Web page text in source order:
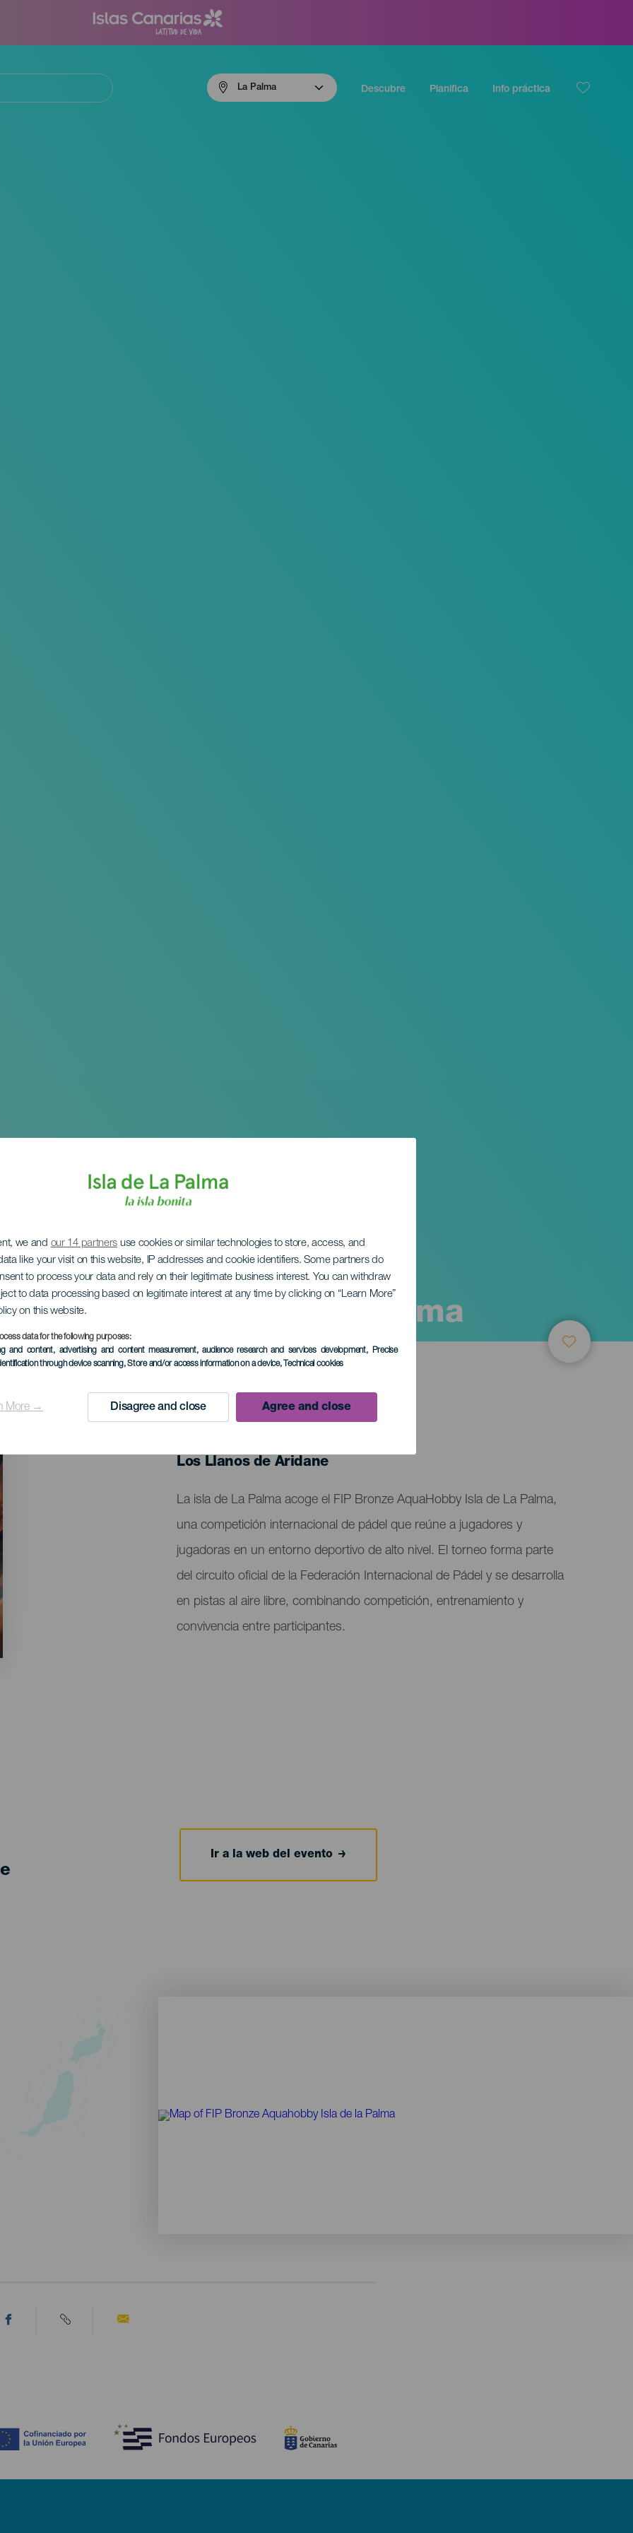
we and our 14 partners use cookies or similar technologies to store, access, and
like your visit on this website, IP addresses and cookie identifiers. Some partners do
to process your data and rely on their legitimate business interest. You can withdraw
to data processing based on legitimate interest at any time by clicking on “Learn More”
on this website.
data for the following purposes:
and content, advertising and content measurement, audience research and services development, Precise
through device scanning, Store and/or access information on a device, Technical cookies
More → Disagree and close Agree and close
La Palma Descubre Planifica Info práctica
Aquahobby Isla de la Palma
EVENTO PASADO
Localidad
Los Llanos de Aridane
Descripción
del
evento
La isla de La Palma acoge el FIP Bronze AquaHobby Isla de La Palma,
una competición internacional de pádel que reúne a jugadores y
jugadoras en un entorno deportivo de alto nivel. El torneo forma parte
del circuito oficial de la Federación Internacional de Pádel y se desarrolla
en pistas al aire libre, combinando competición, entrenamiento y
convivencia entre participantes.
Ir a la web del evento